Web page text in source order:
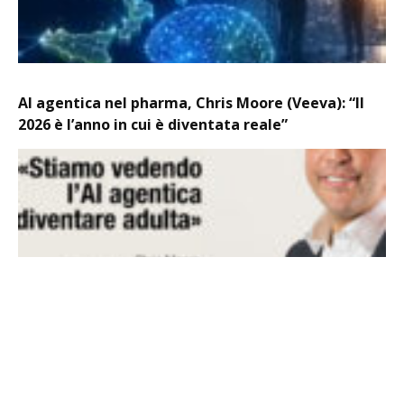
AI agentica nel pharma, Chris Moore (Veeva): “Il
2026 è l’anno in cui è diventata reale”